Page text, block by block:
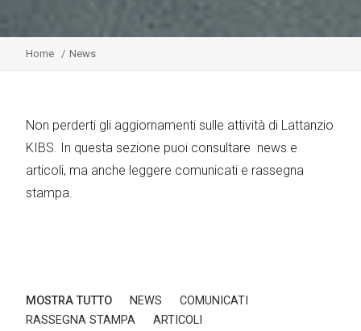
Home News
Non perderti gli aggiornamenti sulle attività di Lattanzio
KIBS. In questa sezione puoi consultare news e
articoli, ma anche leggere comunicati e rassegna
stampa.
MOSTRA TUTTO NEWS
COMUNICATI
RASSEGNA STAMPA
ARTICOLI